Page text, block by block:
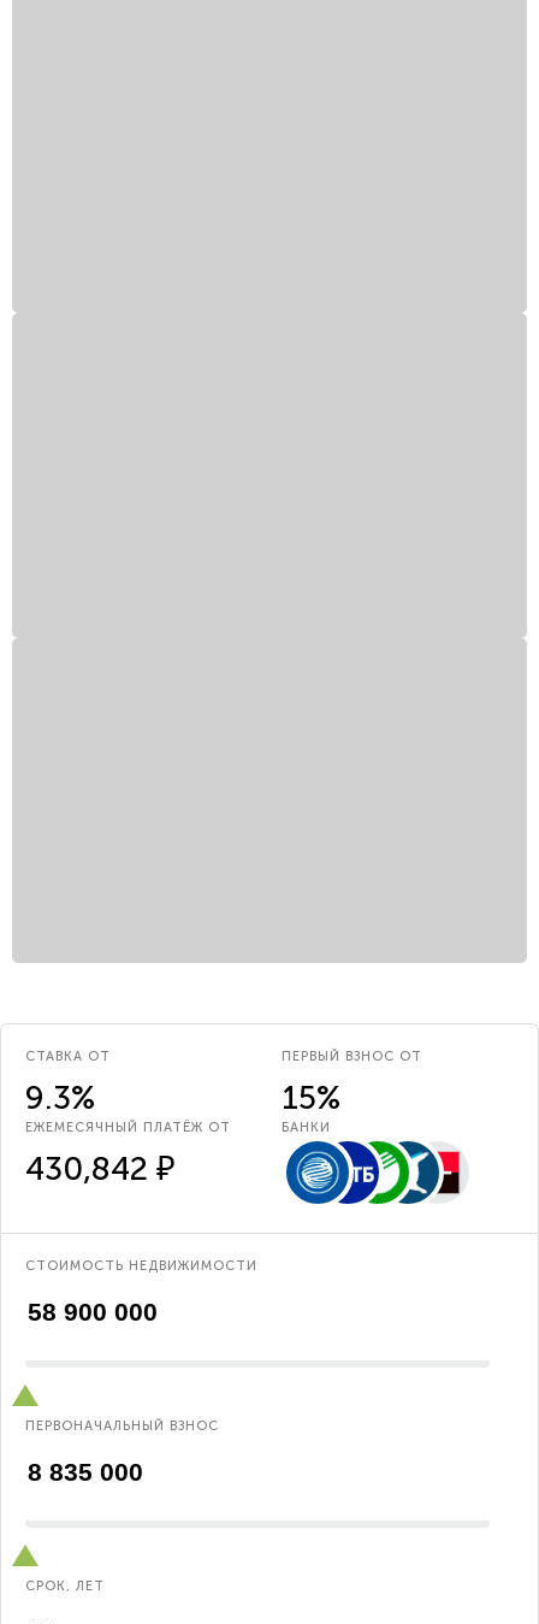
СТАВКА ОТ
9.3%
ПЕРВЫЙ ВЗНОС ОТ
15%
ЕЖЕМЕСЯЧНЫЙ ПЛАТЁЖ ОТ
430,842 ₽
БАНКИ
СТОИМОСТЬ НЕДВИЖИМОСТИ
ПЕРВОНАЧАЛЬНЫЙ ВЗНОС
СРОК, ЛЕТ